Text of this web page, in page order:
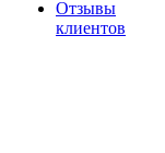
Отзывы
клиентов